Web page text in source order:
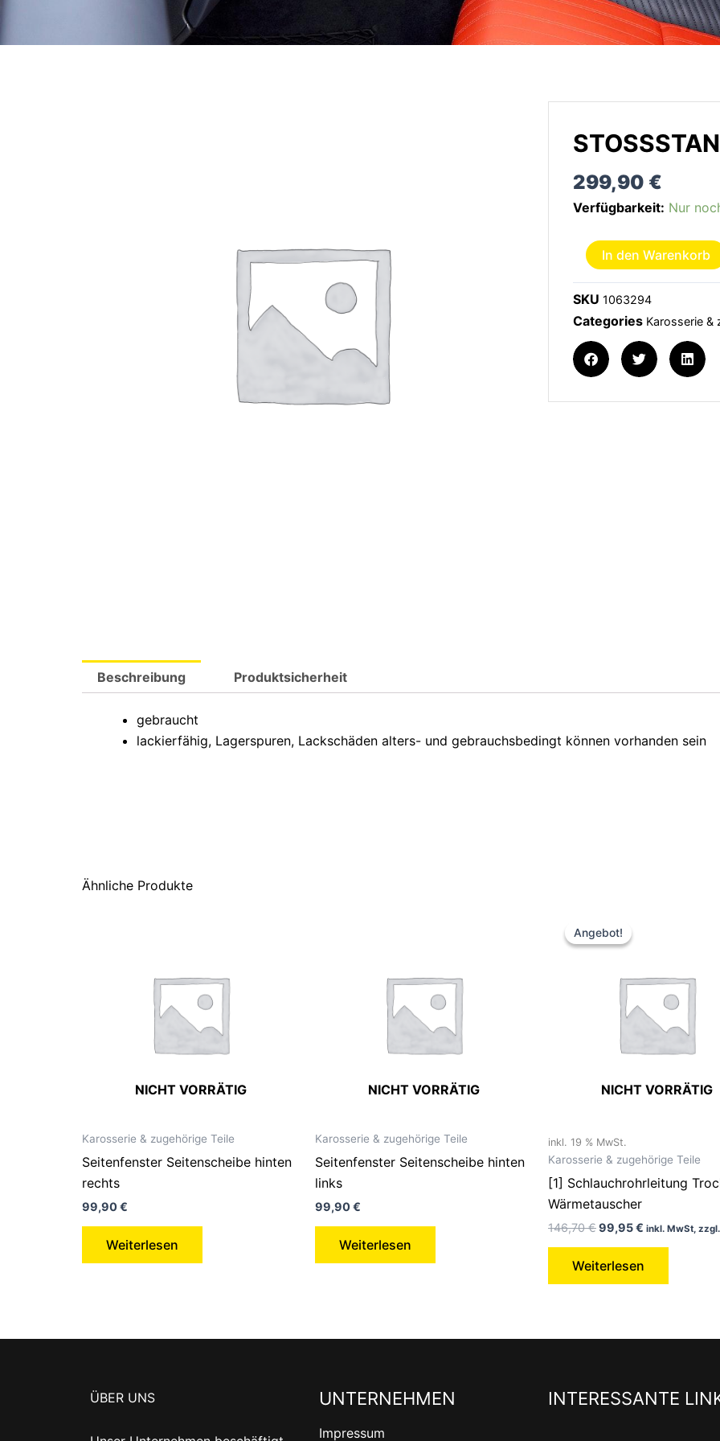
299,90 €
Verfügbarkeit: Nur
Stoßstange
vFL
Menge
In den Warenkorb
SKU 1063294
Categories Karosserie &
Beschreibung Produktsicherheit
gebraucht
lackierfähig, Lagerspuren, Lackschäden alters- und gebrauchsbedingt können vorhanden sein
Ähnliche Produkte
NICHT VORRÄTIG
Karosserie & zugehörige Teile
Seitenfenster Seitenscheibe hinten
rechts
99,90€
Weiterlesen
NICHT VORRÄTIG
Karosserie & zugehörige Teile
Seitenfenster Seitenscheibe hinten
links
99,90€
Weiterlesen
Angebot!
NICHT VORRÄTIG
Angebot!
inkl. 19 % MwSt.
Karosserie & zugehörige Teile
[1] Schlauchrohrleitung
Wärmetauscher
146,70€
Preis
war:
99,95€ inkl. MwSt,
Weiterlesen
ÜBER UNS UNTERNEHMEN
Impressum
INTERESSANTE